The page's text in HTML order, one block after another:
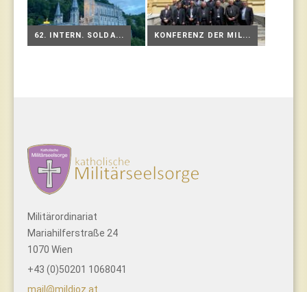
62. INTERN. SOLDA... KONFERENZ DER MIL...
Militärordinariat
Mariahilferstraße 24
1070 Wien
+43 (0)50201 1068041
mail@mildioz.at